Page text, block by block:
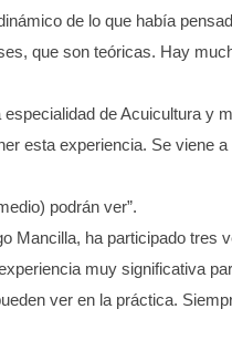
de lo que había
que son teóricas. Hay
de Acuicultura y
esta experiencia. Se viene
podrán ver”.
Mancilla, ha participado tres
muy significativa
ver en la práctica.